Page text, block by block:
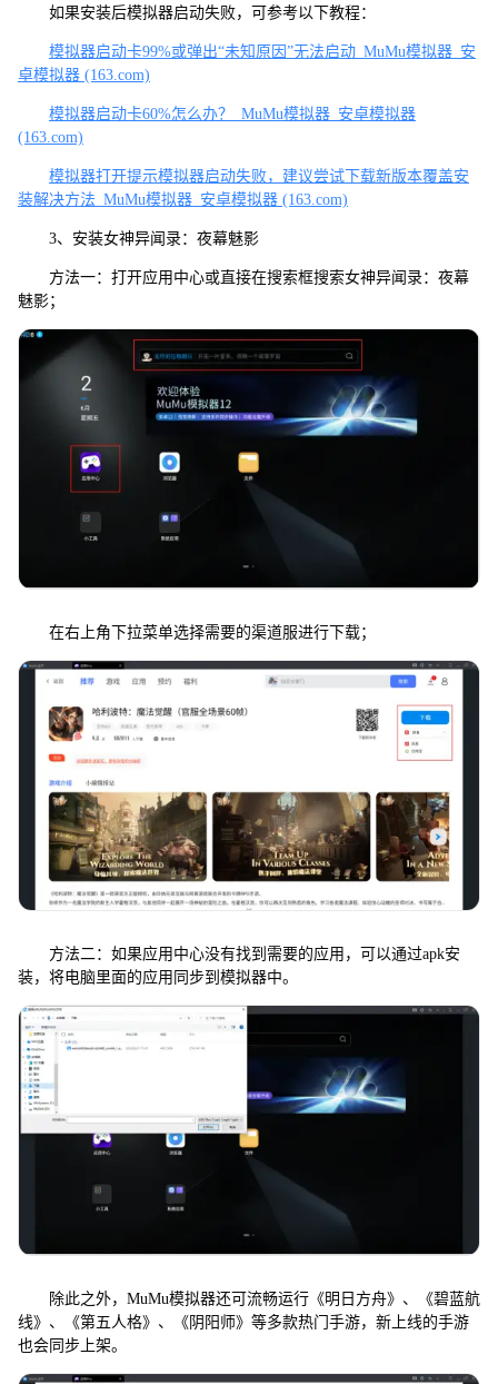
如果安装后模拟器启动失败，可参考以下教程：
模拟器启动卡99%或弹出“未知原因”无法启动_MuMu模拟器_安
卓模拟器 (163.com)
模拟器启动卡60%怎么办？_MuMu模拟器_安卓模拟器
(163.com)
模拟器打开提示模拟器启动失败，建议尝试下载新版本覆盖安
装解决方法_MuMu模拟器_安卓模拟器 (163.com)
3、安装女神异闻录：夜幕魅影
方法一：打开应用中心或直接在搜索框搜索女神异闻录：夜幕
魅影；
在右上角下拉菜单选择需要的渠道服进行下载；
方法二：如果应用中心没有找到需要的应用，可以通过apk安
装，将电脑里面的应用同步到模拟器中。
除此之外，MuMu模拟器还可流畅运行《明日方舟》、《碧蓝航
线》、《第五人格》、《阴阳师》等多款热门手游，新上线的手游
也会同步上架。